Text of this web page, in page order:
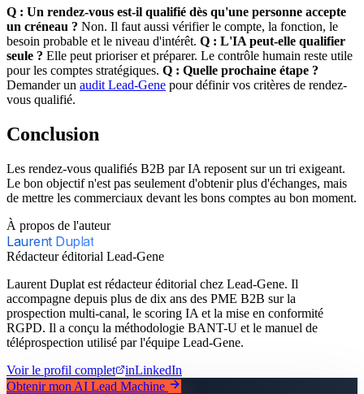
Q : Un rendez-vous est-il qualifié dès qu'une personne accepte
un créneau ? Non. Il faut aussi vérifier le compte, la fonction, le
besoin probable et le niveau d'intérêt. Q : L'IA peut-elle qualifier
seule ? Elle peut prioriser et préparer. Le contrôle humain reste utile
pour les comptes stratégiques. Q : Quelle prochaine étape ?
Demander un audit Lead-Gene pour définir vos critères de rendez-
vous qualifié.
Conclusion
Les rendez-vous qualifiés B2B par IA reposent sur un tri exigeant.
Le bon objectif n'est pas seulement d'obtenir plus d'échanges, mais
de mettre les commerciaux devant les bons comptes au bon moment.
À propos de l'auteur
Laurent Duplat
Rédacteur éditorial Lead-Gene
Laurent Duplat est rédacteur éditorial chez Lead-Gene. Il
accompagne depuis plus de dix ans des PME B2B sur la
prospection multi-canal, le scoring IA et la mise en conformité
RGPD. Il a conçu la méthodologie BANT-U et le manuel de
téléprospection utilisé par l'équipe Lead-Gene.
Voir le profil complet
inLinkedIn
Obtenir mon AI Lead Machine